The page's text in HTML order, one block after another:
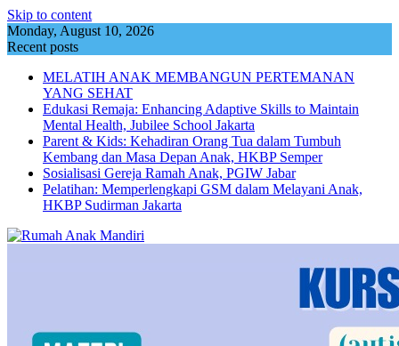
Skip to content
Monday, August 10, 2026
Recent posts
MELATIH ANAK MEMBANGUN PERTEMANAN
YANG SEHAT
Edukasi Remaja: Enhancing Adaptive Skills to Maintain
Mental Health, Jubilee School Jakarta
Parent & Kids: Kehadiran Orang Tua dalam Tumbuh
Kembang dan Masa Depan Anak, HKBP Semper
Sosialisasi Gereja Ramah Anak, PGIW Jabar
Pelatihan: Memperlengkapi GSM dalam Melayani Anak,
HKBP Sudirman Jakarta